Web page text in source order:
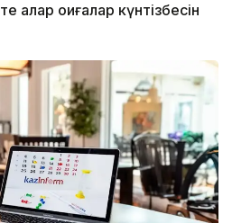
оқиғалар күнтізбесін